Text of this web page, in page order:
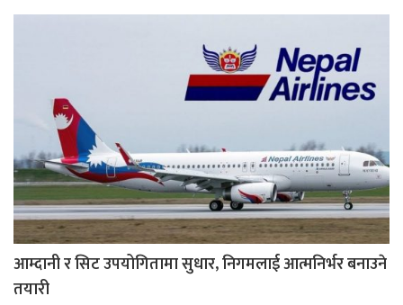
आम्दानी र सिट उपयोगितामा सुधार, निगमलाई आत्मनिर्भर बनाउने
तयारी